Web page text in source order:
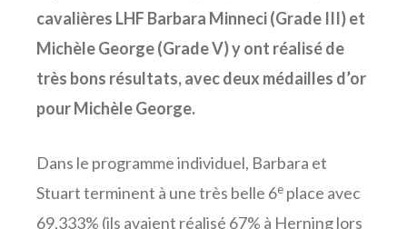
cavalières LHF Barbara Minneci (Grade III) et
Michèle George (Grade V) y ont réalisé de
très bons résultats, avec deux médailles d’or
pour Michèle George.
Dans le programme individuel, Barbara et
Stuart terminent à une très belle 6e place avec
69,333% (ils avaient réalisé 67% à Herning lors